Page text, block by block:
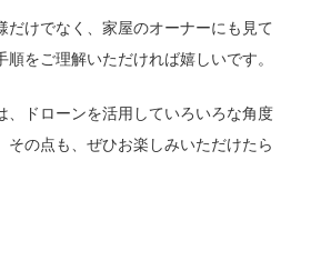
だけでなく、家屋のオーナーにも見て
をご理解いただければ嬉しいです。
、ドローンを活用していろいろな角度
その点も、ぜひお楽しみいただけたら